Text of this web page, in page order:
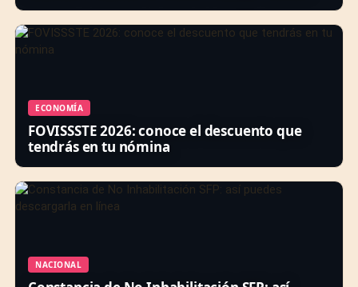
ECONOMÍA
FOVISSSTE 2026: conoce el descuento que
tendrás en tu nómina
NACIONAL